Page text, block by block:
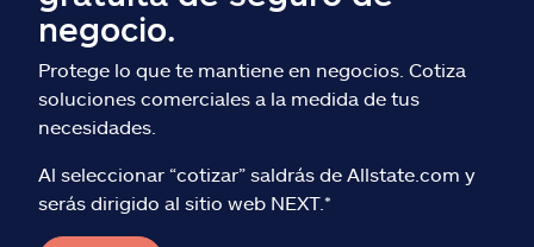
negocio.
Protege lo que te mantiene en negocios. Cotiza
soluciones comerciales a la medida de tus
necesidades.
Al seleccionar “cotizar” saldrás de Allstate.com y
serás dirigido al sitio web NEXT.*